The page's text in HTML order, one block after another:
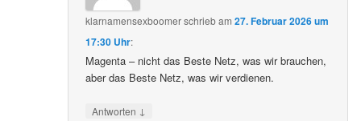
klarnamensexboomerschriebam27. Februar 2026 um
17:30 Uhr:
Magenta – nicht das Beste Netz, was wir brauchen,
aber das Beste Netz, was wir verdienen.
Antworten ↓